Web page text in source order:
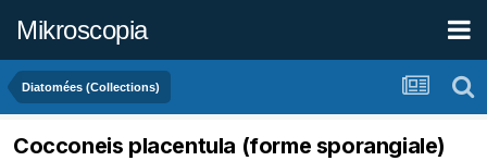
Mikroscopia
Diatomées (Collections)
Cocconeis placentula (forme sporangiale)